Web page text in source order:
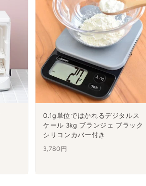
0.1g単位ではかれるデジタルス
ケール 3kg ブランジェ ブラック
シリコンカバー付き
3,780円